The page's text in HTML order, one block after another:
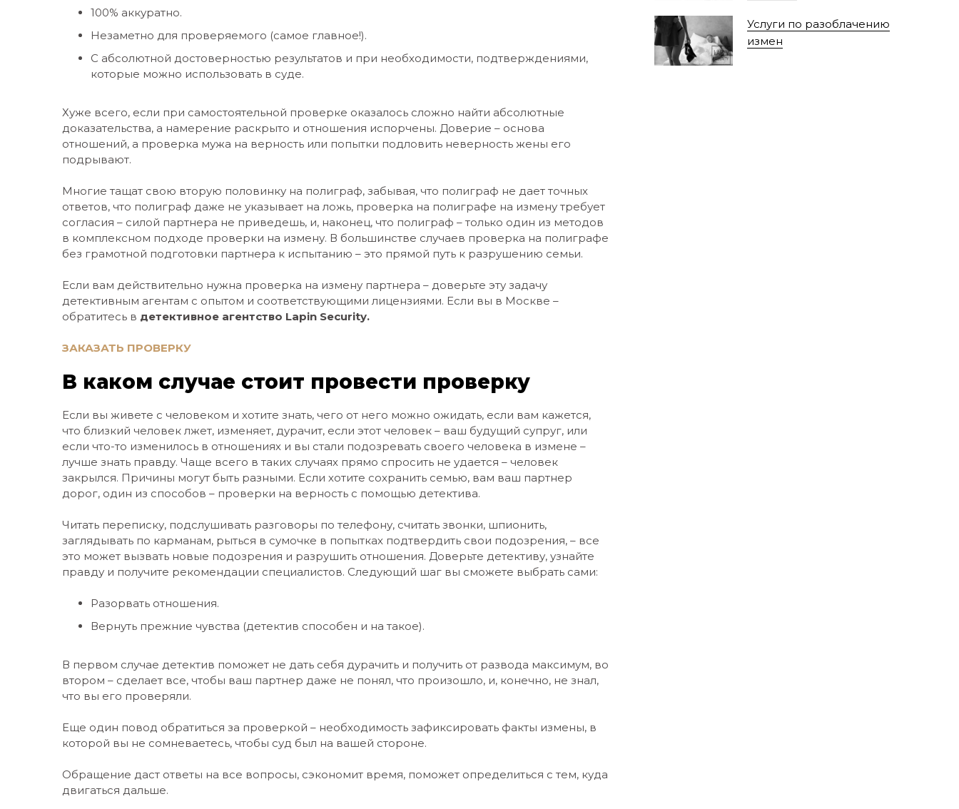
100% аккуратно.
Незаметно для проверяемого (самое главное!).
С абсолютной достоверностью результатов и при необходимости, подтверждениями,
которые можно использовать в суде.
Хуже всего, если при самостоятельной проверке оказалось сложно найти абсолютные
доказательства, а намерение раскрыто и отношения испорчены. Доверие – основа
отношений, а проверка мужа на верность или попытки подловить неверность жены его
подрывают.
Многие тащат свою вторую половинку на полиграф, забывая, что полиграф не дает точных
ответов, что полиграф даже не указывает на ложь, проверка на полиграфе на измену требует
согласия – силой партнера не приведешь, и, наконец, что полиграф – только один из методов
в комплексном подходе проверки на измену. В большинстве случаев проверка на полиграфе
без грамотной подготовки партнера к испытанию – это прямой путь к разрушению семьи.
Если вам действительно нужна проверка на измену партнера – доверьте эту задачу
детективным агентам с опытом и соответствующими лицензиями. Если вы в Москве –
обратитесь в детективное агентство Lapin Security.
ЗАКАЗАТЬ ПРОВЕРКУ
В каком случае стоит провести проверку
Если вы живете с человеком и хотите знать, чего от него можно ожидать, если вам кажется,
что близкий человек лжет, изменяет, дурачит, если этот человек – ваш будущий супруг, или
если что-то изменилось в отношениях и вы стали подозревать своего человека в измене –
лучше знать правду. Чаще всего в таких случаях прямо спросить не удается – человек
закрылся. Причины могут быть разными. Если хотите сохранить семью, вам ваш партнер
дорог, один из способов – проверки на верность с помощью детектива.
Читать переписку, подслушивать разговоры по телефону, считать звонки, шпионить,
заглядывать по карманам, рыться в сумочке в попытках подтвердить свои подозрения, – все
это может вызвать новые подозрения и разрушить отношения. Доверьте детективу, узнайте
правду и получите рекомендации специалистов. Следующий шаг вы сможете выбрать сами:
Разорвать отношения.
Вернуть прежние чувства (детектив способен и на такое).
В первом случае детектив поможет не дать себя дурачить и получить от развода максимум, во
втором – сделает все, чтобы ваш партнер даже не понял, что произошло, и, конечно, не знал,
что вы его проверяли.
Еще один повод обратиться за проверкой – необходимость зафиксировать факты измены, в
которой вы не сомневаетесь, чтобы суд был на вашей стороне.
Обращение даст ответы на все вопросы, сэкономит время, поможет определиться с тем, куда
двигаться дальше.
Услуги по разоблачению
измен